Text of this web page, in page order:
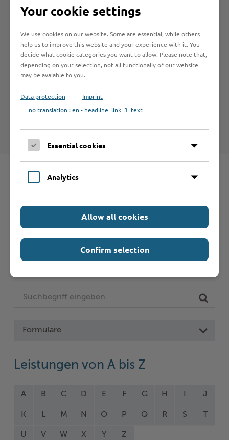
Hilfe & Kontakt:
Schnelleinstieg
Formulare
Leistungen von A bis Z
A B C D E F G H I J
K L M N O P Q R S
U V W X Y Z
Your cookie settings
We use cookies on our website. Some are essential, while others
help us to improve this website and your experience with it. You
decide what cookie categories you want to allow. Please note that,
depending on your selection, not all functionaliy of our website
may be avaiable to you.
Data protection
Imprint
no translation : en - headline_link_3_text
Essential cookies
Analytics
Allow all cookies
Confirm selection